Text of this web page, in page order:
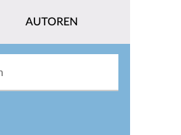
AUTOREN